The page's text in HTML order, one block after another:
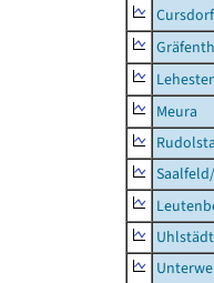
Cursdorf
Meura